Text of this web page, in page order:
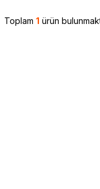
Toplam 1 ürün